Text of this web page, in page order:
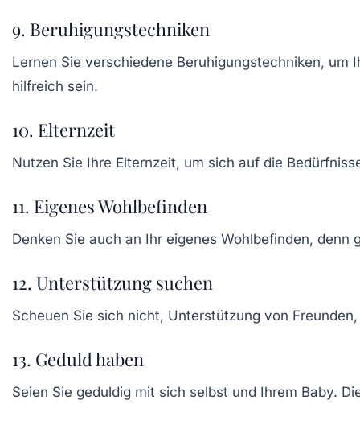
9. Beruhigungstechniken
Lernen Sie verschiedene Beruhigungstechniken, um
hilfreich sein.
10. Elternzeit
Nutzen Sie Ihre Elternzeit, um sich auf die
11. Eigenes Wohlbefinden
Denken Sie auch an Ihr eigenes Wohlbefinden, denn
12. Unterstützung suchen
Scheuen Sie sich nicht, Unterstützung von
13. Geduld haben
Seien Sie geduldig mit sich selbst und Ihrem Baby.